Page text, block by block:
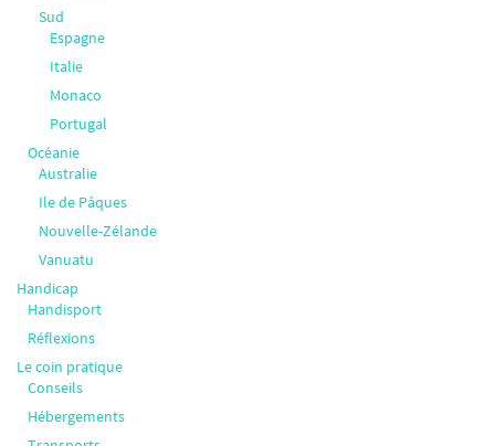
Sud
Espagne
Italie
Monaco
Portugal
Océanie
Australie
Ile de Pâques
Nouvelle-Zélande
Vanuatu
Handicap
Handisport
Réflexions
Le coin pratique
Conseils
Hébergements